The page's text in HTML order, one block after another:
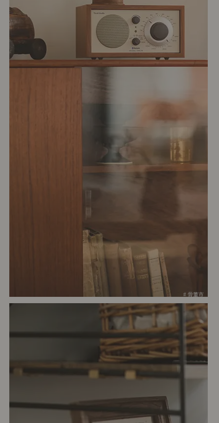
# 骨董市